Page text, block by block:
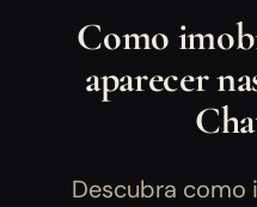
Como
aparecer
Descubra